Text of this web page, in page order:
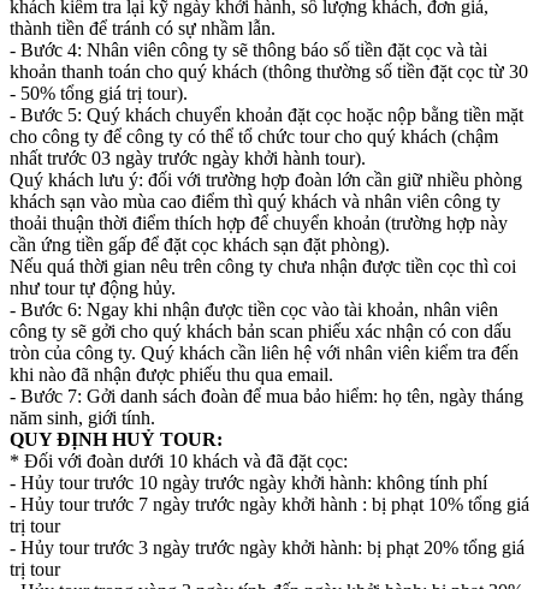
khách kiểm tra lại kỹ ngày khởi hành, số lượng khách, đơn giá,
thành tiền để tránh có sự nhầm lẫn.
- Bước 4: Nhân viên công ty sẽ thông báo số tiền đặt cọc và tài
khoản thanh toán cho quý khách (thông thường số tiền đặt cọc từ 30
- 50% tổng giá trị tour).
- Bước 5: Quý khách chuyển khoản đặt cọc hoặc nộp bằng tiền mặt
cho công ty để công ty có thể tổ chức tour cho quý khách (chậm
nhất trước 03 ngày trước ngày khởi hành tour).
Quý khách lưu ý: đối với trường hợp đoàn lớn cần giữ nhiều phòng
khách sạn vào mùa cao điểm thì quý khách và nhân viên công ty
thoải thuận thời điểm thích hợp để chuyển khoản (trường hợp này
cần ứng tiền gấp để đặt cọc khách sạn đặt phòng).
Nếu quá thời gian nêu trên công ty chưa nhận được tiền cọc thì coi
như tour tự động hủy.
- Bước 6: Ngay khi nhận được tiền cọc vào tài khoản, nhân viên
công ty sẽ gởi cho quý khách bản scan phiếu xác nhận có con dấu
tròn của công ty. Quý khách cần liên hệ với nhân viên kiểm tra đến
khi nào đã nhận được phiếu thu qua email.
- Bước 7: Gởi danh sách đoàn để mua bảo hiểm: họ tên, ngày tháng
năm sinh, giới tính.
QUY ĐỊNH HUỶ TOUR:
* Đối với đoàn dưới 10 khách và đã đặt cọc:
- Hủy tour trước 10 ngày trước ngày khởi hành: không tính phí
- Hủy tour trước 7 ngày trước ngày khởi hành : bị phạt 10% tổng giá
trị tour
- Hủy tour trước 3 ngày trước ngày khởi hành: bị phạt 20% tổng giá
trị tour